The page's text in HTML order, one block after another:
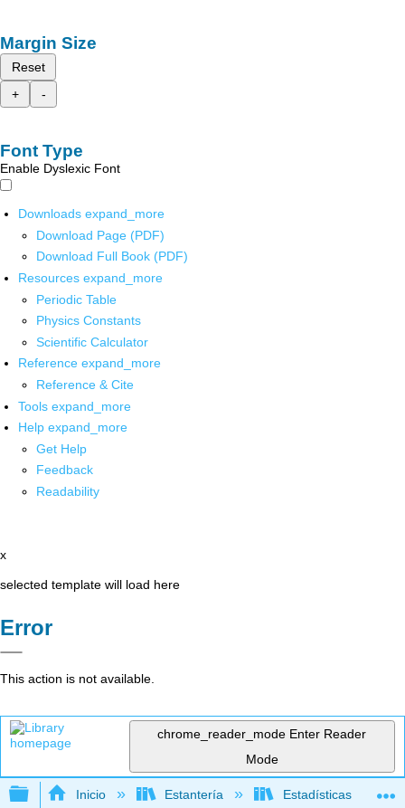
Margin Size
Reset
+
-
Font Type
Enable Dyslexic Font
Downloads expand_more
Download Page (PDF)
Download Full Book (PDF)
Resources expand_more
Periodic Table
Physics Constants
Scientific Calculator
Reference expand_more
Reference & Cite
Tools expand_more
Help expand_more
Get Help
Feedback
Readability
x
selected template will load here
Error
This action is not available.
chrome_reader_mode Enter Reader
Mode
Expandir/contraer jerarquía global
Inicio Estantería Estadísticas